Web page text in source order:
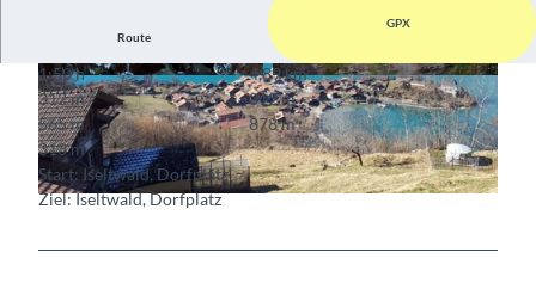
© Bönigen-Iseltwald Tourismus, Interlaken Tourismus |
© Bönigen-Iseltwald Tourismus, Interlaken Tour
ismus |CC-BY-SA
© Bönigen-Iseltwald Tourismus, Interlaken Tour
ismus |CC-BY-SA
Route
GPX
1:50 h
4,89 km
312 m
312 m
565 m
878 m
313 m
Start: Iseltwald, Dorfplatz
Ziel: Iseltwald, Dorfplatz